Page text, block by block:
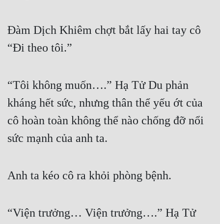
Đàm Dịch Khiêm chợt bắt lấy hai tay cô
“Đi theo tôi.”
“Tôi không muốn….” Hạ Tử Du phản
kháng hết sức, nhưng thân thể yếu ớt của
cô hoàn toàn không thể nào chống đỡ nổi
sức mạnh của anh ta.
Anh ta kéo cô ra khỏi phòng bệnh.
“Viện trưởng… Viện trưởng….” Hạ Tử